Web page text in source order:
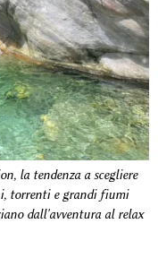
la tendenza a scegliere
torrenti e grandi fiumi
dall'avventura al relax